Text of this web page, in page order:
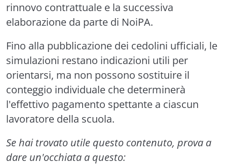
rinnovo contrattuale e la successiva
elaborazione da parte di NoiPA.
Fino alla pubblicazione dei cedolini ufficiali, le
simulazioni restano indicazioni utili per
orientarsi, ma non possono sostituire il
conteggio individuale che determinerà
l'effettivo pagamento spettante a ciascun
lavoratore della scuola.
Se hai trovato utile questo contenuto, prova a
dare un'occhiata a questo: